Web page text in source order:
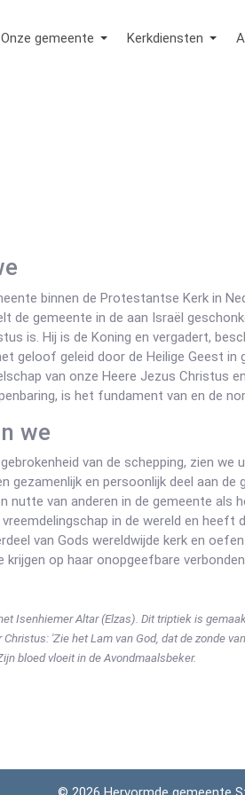
Onze gemeente Kerkdiensten
binnen de Protestantse Kerk in
de gemeente in de aan Israël
is. Hij is de Koning en vergadert,
geloof geleid door de Heilige Geest in
van onze Heere Jezus Christus
is het fundament van en de
we
van de schepping, zien we
gezamenlijk en persoonlijk deel aan
nutte van anderen in de gemeente als
in de wereld en
van Gods wereldwijde kerk en
op haar onopgeefbare
Isenhiemer Altar (Elzas). Dit triptiek is
'Zie het Lam van God, dat de zonde
bloed vloeit in de Avondmaalsbeker.